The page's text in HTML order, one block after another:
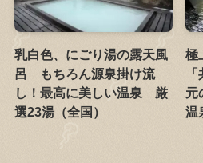
乳白色、にごり湯の露天風
呂 もちろん源泉掛け流
し！最高に美しい温泉 厳
選23湯（全国）
極
元
温